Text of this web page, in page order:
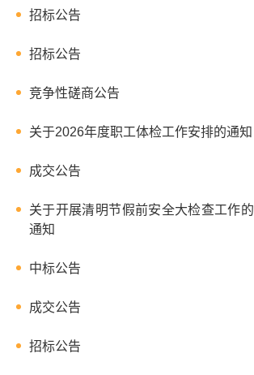
招标公告
招标公告
竞争性磋商公告
关于2026年度职工体检工作安排的通知
成交公告
关于开展清明节假前安全大检查工作的
通知
中标公告
成交公告
招标公告